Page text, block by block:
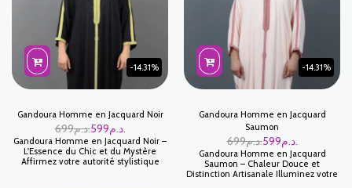
texturée pour créer une tenue à la
fois imposante et raffinée.
offrant une allure à la fois zen,
moderne et profondément raffinée.
-14.31%
Gandoura Homme en Jacquard
Saumon
699 د.م.599 د.م.
Gandoura Homme en Jacquard
Saumon – Chaleur Douce et
Distinction Artisanale Illuminez votre
-14.31%
Gandoura Homme en Jacquard Noir
699 د.م.599 د.م.
Gandoura Homme en Jacquard Noir –
L'Essence du Chic et du Mystère
Affirmez votre autorité stylistique